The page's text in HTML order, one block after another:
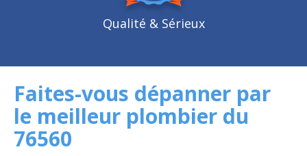
Qualité & Sérieux
Faites-vous dépanner par
le meilleur plombier du
76560